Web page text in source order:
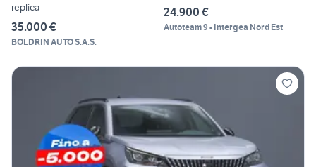
replica
35.000 €
BOLDRIN AUTO S.A.S.
24.900 €
Autoteam 9 - Intergea Nord Est